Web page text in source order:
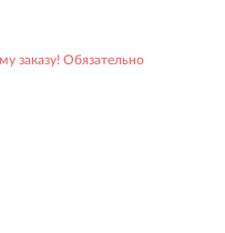
заказу! Обязательно